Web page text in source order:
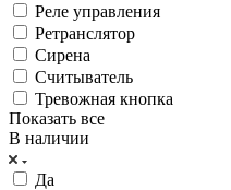
Реле управления
Ретранслятор
Сирена
Считыватель
Тревожная кнопка
Показать все
В наличии
Да